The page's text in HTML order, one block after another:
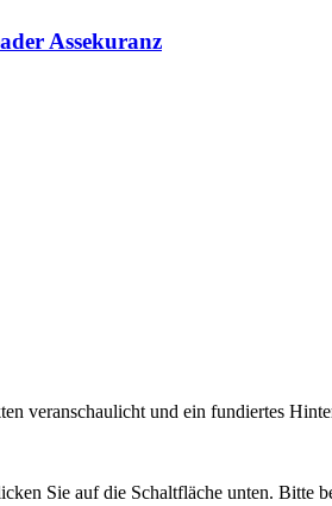
Assekuranz
veranschaulicht und ein fundiertes
Sie auf die Schaltfläche unten. Bitte